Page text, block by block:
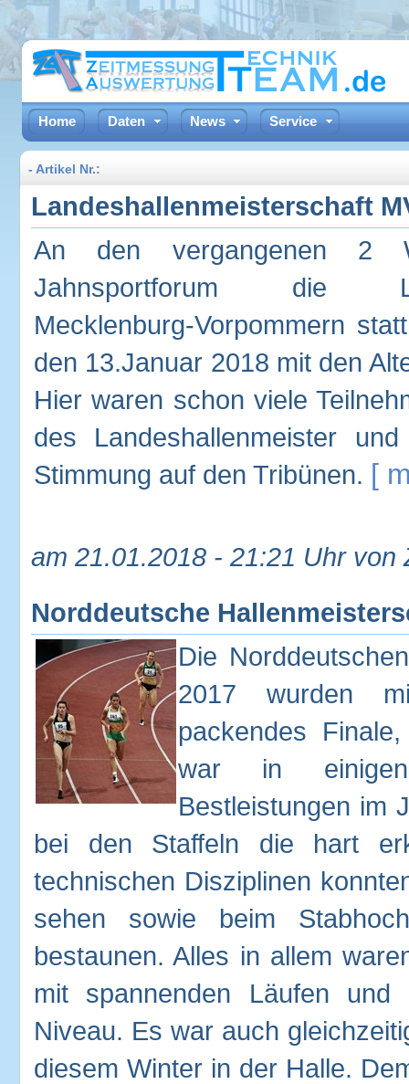
Home Daten News Service
- Artikel Nr.:
Landeshallenmeisterschaft
An den vergangenen 2
Jahnsportforum die
Mecklenburg-Vorpommern
den 13.Januar 2018 mit den
Hier waren schon viele
des Landeshallenmeister
Stimmung auf den Tribünen. [
am 21.01.2018 - 21:21 Uhr von
Norddeutsche
Die
2017 wurden
packendes
war in
Bestleistungen im
bei den Staffeln die hart
technischen Disziplinen
sehen sowie beim
bestaunen. Alles in allem
mit spannenden Läufen und
Niveau. Es war auch
diesem Winter in der Halle.